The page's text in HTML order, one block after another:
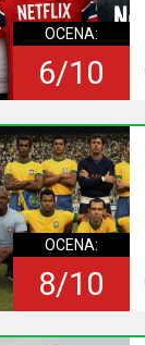
OCENA:
6/10
OCENA:
8/10